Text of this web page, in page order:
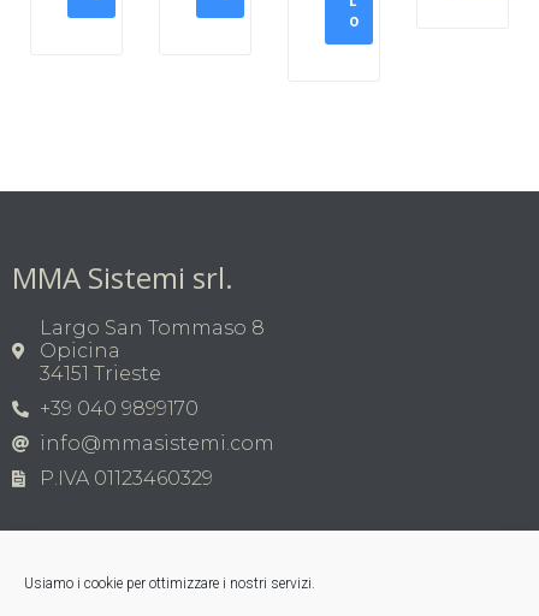
Usiamo i cookie per ottimizzare i nostri servizi.
O
MMA Sistemi srl.
Largo San Tommaso 8
Opicina
34151 Trieste
+39 040 9899170
info@mmasistemi.com
P.IVA 01123460329